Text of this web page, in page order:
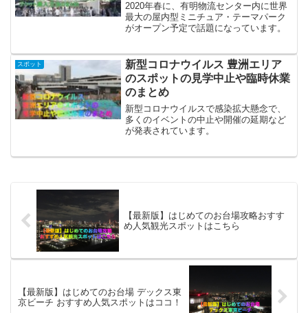
2020年春に、有明物流センター内に世界
最大の屋内型ミニチュア・テーマパーク
がオープン予定で話題になっています。
スポット
新型コロナウイルス 豊洲エリア
のスポットの見学中止や臨時休業
のまとめ
新型コロナウイルスで感染拡大懸念で、
多くのイベントの中止や開催の延期など
が発表されています。
【最新版】はじめてのお台場攻略おすす
め人気観光スポットはこちら
【最新版】はじめてのお台場 デックス東
京ビーチ おすすめ人気スポットはココ！